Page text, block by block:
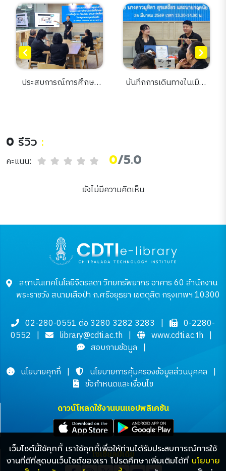
ประสบการณ์การศึกษา
บันทึกการเดินทางในเมือง
0 รีวิว :
คะแนน: 0/5.0
ยังไม่มีความคิดเห็น
เว็บไซต์นี้ใช้คุกกี้ เราใช้คุกกี้เพื่อให้ท่านได้รับประสบการณ์การใช้
งานที่ดีที่สุดบนเว็บไซต์ของเรา โปรดศึกษาเพิ่มเติมได้ที่ นโยบาย
สถาบันเทคโนโลยีจิตรลดา วิทยทรัพยากร อาคาร 60 สำนักงาน
พระราชวัง สนามเสือป่า ถ.ศรีอยุธยา เขตดุสิต กรุงเทพฯ 10300
02-280-0551 ต่อ 3280 3282 3283 |
0-2280-
0552 | library@cdti.ac.th | www.cdti.ac.th |
สอบถามข้อมูล |
นโยบายคุกกี้ | นโยบายการคุ้มครองข้อมูลส่วนบุคคล |
ข้อกำหนดและเงื่อนไข
ดาวน์โหลดใช้งานบนแอปพลิเคชัน
โซเชียลมีเดีย